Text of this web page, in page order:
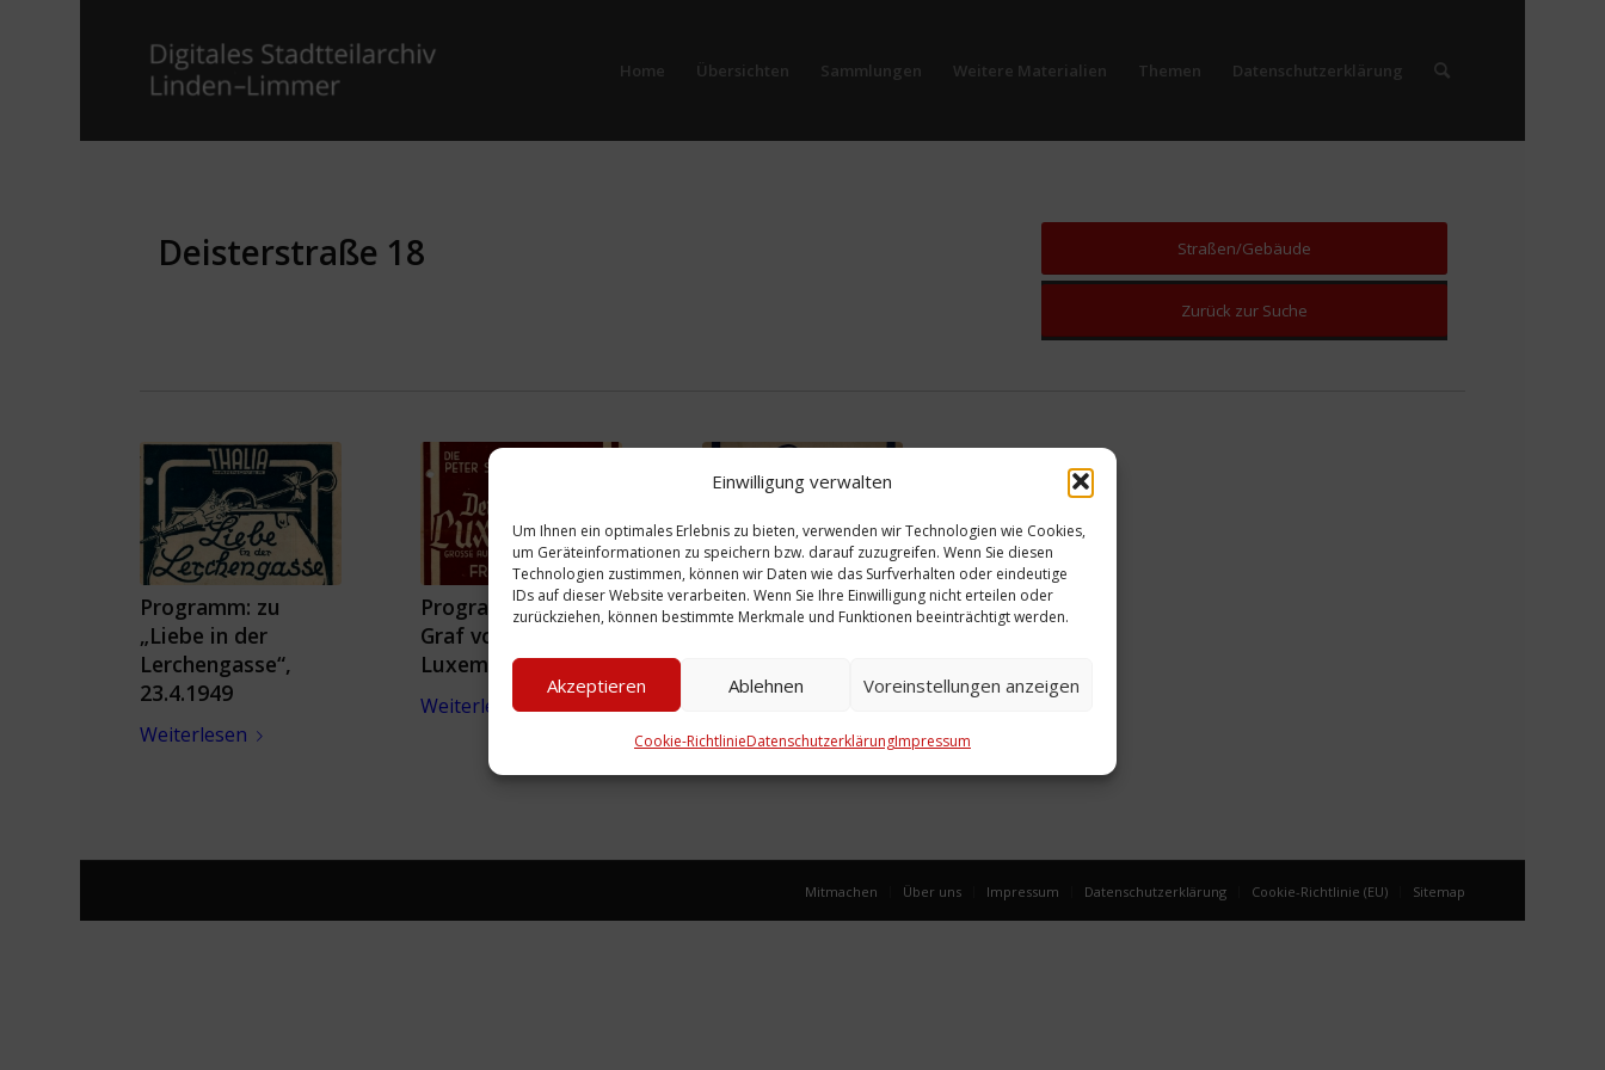
Einwilligung verwalten
Um Ihnen ein optimales Erlebnis zu bieten, verwenden wir Technologien wie Cookies,
um Geräteinformationen zu speichern bzw. darauf zuzugreifen. Wenn Sie diesen
Technologien zustimmen, können wir Daten wie das Surfverhalten oder eindeutige
IDs auf dieser Website verarbeiten. Wenn Sie Ihre Einwilligung nicht erteilen oder
zurückziehen, können bestimmte Merkmale und Funktionen beeinträchtigt werden.
Akzeptieren Ablehnen Voreinstellungen anzeigen
Cookie-RichtlinieDatenschutzerklärungImpressum
Home Übersichten Sammlungen Weitere Materialien Themen Datenschutzerklärung
Deisterstraße 18 Straßen/Gebäude
Zurück zur Suche
Programm: zu
„Liebe in der
Lerchengasse“,
23.4.1949
Weiterlesen
Programm: zu „Der
Graf von
Luxemburg“, 1949
Weiterlesen
Programm: zu
Mitmachen Über uns Impressum Datenschutzerklärung Cookie-Richtlinie (EU) Sitemap